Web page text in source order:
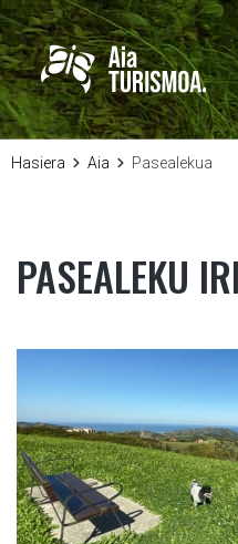
Hasiera Aia Pasealekua
PASEALEKU